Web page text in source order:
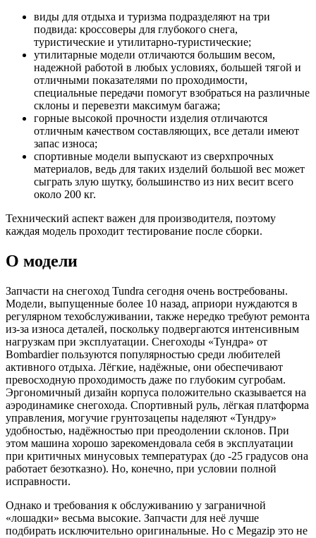
виды для отдыха и туризма подразделяют на три
подвида: кроссоверы для глубокого снега,
туристические и утилитарно-туристические;
утилитарные модели отличаются большим весом,
надежной работой в любых условиях, большей тягой и
отличными показателями по проходимости,
специальные передачи помогут взобраться на различные
склоны и перевезти максимум багажа;
горные высокой прочности изделия отличаются
отличным качеством составляющих, все детали имеют
запас износа;
спортивные модели выпускают из сверхпрочных
материалов, ведь для таких изделий большой вес может
сыграть злую шутку, большинство из них весит всего
около 200 кг.
Технический аспект важен для производителя, поэтому
каждая модель проходит тестирование после сборки.
О модели
Запчасти на снегоход Tundra сегодня очень востребованы.
Модели, выпущенные более 10 назад, априори нуждаются в
регулярном техобслуживании, также нередко требуют ремонта
из-за износа деталей, поскольку подвергаются интенсивным
нагрузкам при эксплуатации. Снегоходы «Тундра» от
Bombardier пользуются популярностью среди любителей
активного отдыха. Лёгкие, надёжные, они обеспечивают
превосходную проходимость даже по глубоким сугробам.
Эргономичный дизайн корпуса положительно сказывается на
аэродинамике снегохода. Спортивный руль, лёгкая платформа
управления, могучие грунтозацепы наделяют «Тундру»
удобностью, надёжностью при преодолении склонов. При
этом машина хорошо зарекомендовала себя в эксплуатации
при критичных минусовых температурах (до -25 градусов она
работает безотказно). Но, конечно, при условии полной
исправности.
Однако и требования к обслуживанию у заграничной
«лошадки» весьма высокие. Запчасти для неё лучше
подбирать исключительно оригинальные. Но с Megazip это не